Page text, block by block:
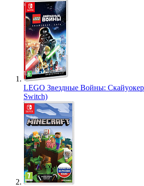
LEGO Звездные Войны:
Switch)